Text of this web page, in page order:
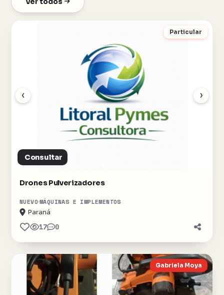
‹ ›
Particular
Consultar
Drones Pulverizadores
NUEVO MÁQUINAS E IMPLEMENTOS
Paraná
17 0
Gabriela Moya